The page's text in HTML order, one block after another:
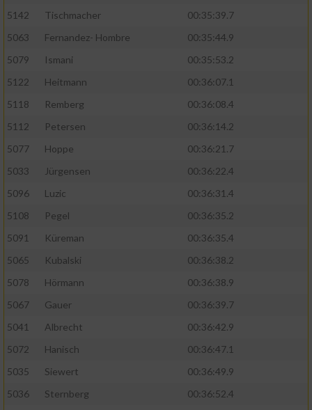
5142
Tischmacher
00:35:39.7
5063
Fernandez- Hombre
00:35:44.9
5079
Ismani
00:35:53.2
5122
Heitmann
00:36:07.1
5118
Remberg
00:36:08.4
5112
Petersen
00:36:14.2
5077
Hoppe
00:36:21.7
5033
Jürgensen
00:36:22.4
5096
Luzic
00:36:31.4
5108
Pegel
00:36:35.2
5091
Küreman
00:36:35.4
5065
Kubalski
00:36:38.2
5078
Hörmann
00:36:38.9
5067
Gauer
00:36:39.7
5041
Albrecht
00:36:42.9
5072
Hanisch
00:36:47.1
5035
Siewert
00:36:49.9
5036
Sternberg 00:36:52.4